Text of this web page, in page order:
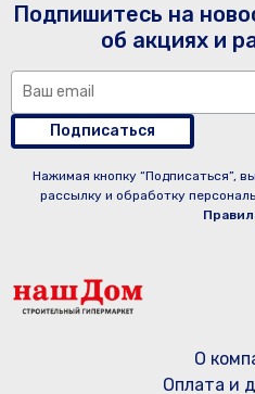
Подпишитесь на
об акциях и
Подписаться
Нажимая кнопку “Подписаться”,
рассылку и обработку
О
Оплата и